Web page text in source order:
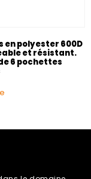
en polyester 600D
et résistant.
6 pochettes